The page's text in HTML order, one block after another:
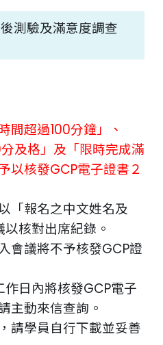
測驗及滿意度調查
間超過100分鐘」、
及格」及「限時完成滿
以核發GCP電子證書２
「報名之中文姓名及
核對出席紀錄。
會議將不予核發GCP證
日內將核發GCP電子
主動來信查詢。
請學員自行下載並妥善